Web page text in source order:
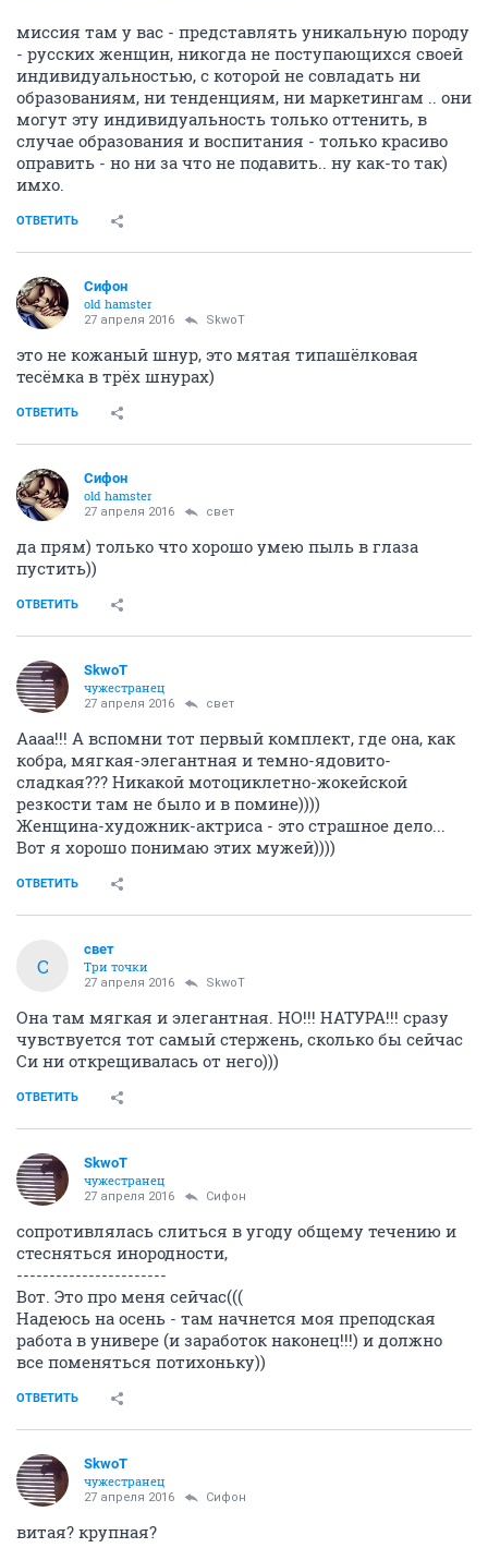
миссия там у вас - представлять уникальную породу
- русских женщин, никогда не поступающихся своей
индивидуальностью, с которой не совладать ни
образованиям, ни тенденциям, ни маркетингам .. они
могут эту индивидуальность только оттенить, в
случае образования и воспитания - только красиво
оправить - но ни за что не подавить.. ну как-то так)
имхо.
ОТВЕТИТЬ
Сифон
old hamster
27 апреля 2016 SkwоT
это не кожаный шнур, это мятая типашёлковая
тесёмка в трёх шнурах)
ОТВЕТИТЬ
Сифон
old hamster
27 апреля 2016 свет
да прям) только что хорошо умею пыль в глаза
пустить))
ОТВЕТИТЬ
SkwоT
чужестранец
27 апреля 2016 свет
Аааа!!! А вспомни тот первый комплект, где она, как
кобра, мягкая-элегантная и темно-ядовито-
сладкая??? Никакой мотоциклетно-жокейской
резкости там не было и в помине))))
Женщина-художник-актриса - это страшное дело...
Вот я хорошо понимаю этих мужей))))
ОТВЕТИТЬ
С
свет
Три точки
27 апреля 2016 SkwоT
Она там мягкая и элегантная. НО!!! НАТУРА!!! сразу
чувствуется тот самый стержень, сколько бы сейчас
Си ни открещивалась от него)))
ОТВЕТИТЬ
SkwоT
чужестранец
27 апреля 2016 Сифон
сопротивлялась слиться в угоду общему течению и
стесняться инородности,
-----------------------
Вот. Это про меня сейчас(((
Надеюсь на осень - там начнется моя преподская
работа в универе (и заработок наконец!!!) и должно
все поменяться потихоньку))
ОТВЕТИТЬ
SkwоT
чужестранец
27 апреля 2016 Сифон
витая? крупная?